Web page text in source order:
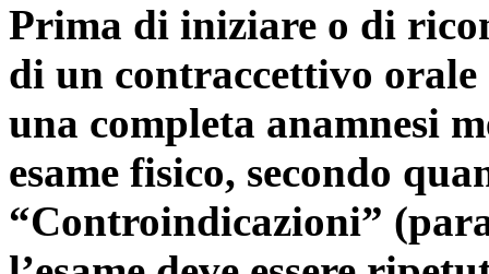
Prima di iniziare o di
di un contraccettivo orale
una completa anamnesi
esame fisico, secondo
“Controindicazioni”